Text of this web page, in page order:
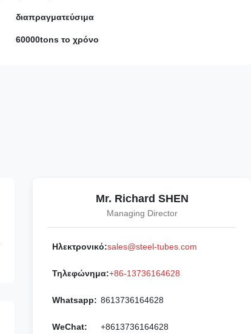
διαπραγματεύσιμα
60000tons το χρόνο
Mr. Richard SHEN
Managing Director
Ηλεκτρονικό:sales@steel-tubes.com
Τηλεφώνημα:+86-13736164628
Whatsapp: 8613736164628
WeChat: +8613736164628